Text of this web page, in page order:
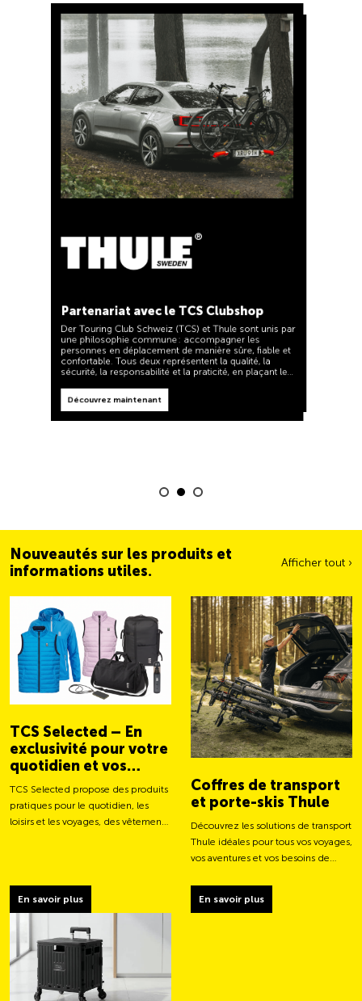
Der Touring Club Schweiz (TCS) et Thule sont unis par
personnes en déplacement de manière sûre, fiable et
confortable. Tous deux représentent la qualité, la
sécurité, la responsabilité et la praticité, en plaçant les
besoins des voyageurs et des familles actives au
centre de leurs priorités.
Découvrez maintenant
5 % de cashback
TCS, et recevez automatiquement 5 % de cashback.
La TCS Member Mastercard est à la fois carte de
membre, carte de paiement et carte d’épargne, et
reste gratuite à vie pour les membres du TCS.
camping, de voyages et de visibilité. Nos produits
doivent également respecter la devise « TCS toujours
à mes côtés » et vous être d'une aide fiable et utile
lorsque vous êtes en déplacement. Vous reconnaîtrez
facilement ces produits dans la boutique grâce au
label « Always by my side ».
Découvrez maintenant
Nouveautés sur les produits et
informations utiles.
Afficher tout ›
TCS Selected – En
exclusivité pour votre
quotidien et vos
aventures
TCS Selected propose des produits
pratiques pour le quotidien, les
loisirs et les voyages, des vêtements
En savoir plus
Coffres de transport
et porte-skis Thule
Découvrez les solutions de transport
Thule idéales pour tous vos voyages,
vos aventures et vos besoins de
En savoir plus